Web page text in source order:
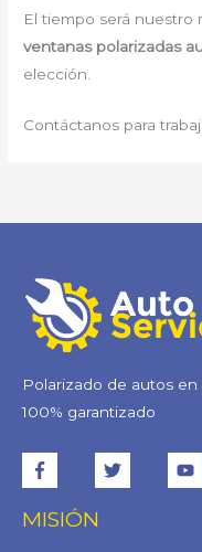
El tiempo será nuestro
ventanas polarizadas
elección.
Contáctanos para
Polarizado de autos
100% garantizado
MISIÓN